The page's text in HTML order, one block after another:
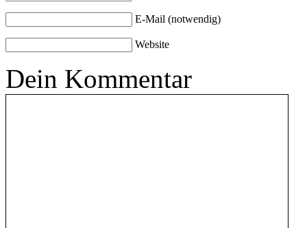
E-Mail (notwendig)
Website
Dein Kommentar